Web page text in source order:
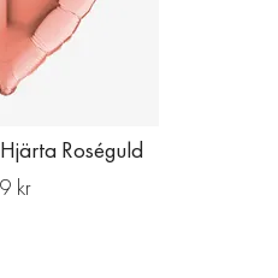
Roséguld
kr